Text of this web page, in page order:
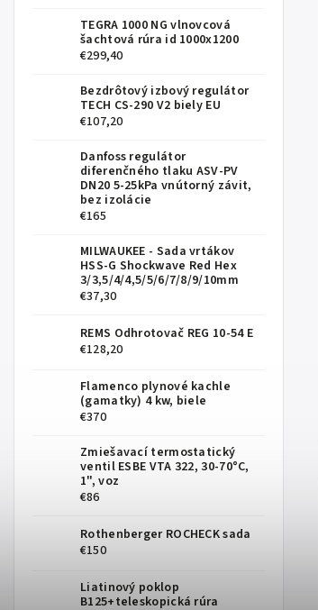
TEGRA 1000 NG vlnovcová
šachtová rúra id 1000x1200
€299,40
Bezdrôtový izbový regulátor
TECH CS-290 V2 biely EU
€107,20
Danfoss regulátor
diferenčného tlaku ASV-PV
DN20 5-25kPa vnútorný závit,
bez izolácie
€165
MILWAUKEE - Sada vrtákov
HSS-G Shockwave Red Hex
3/3,5/4/4,5/5/6/7/8/9/10mm
€37,30
REMS Odhrotovač REG 10-54 E
€128,20
Flamenco plynové kachle
(gamatky) 4 kw, biele
€370
Zmiešavací termostatický
ventil ESBE VTA 322, 30-70°C,
1", voz
€86
Rothenberger ROCHECK sada
€150
Liatinový poklop
B125+teleskopická rúra